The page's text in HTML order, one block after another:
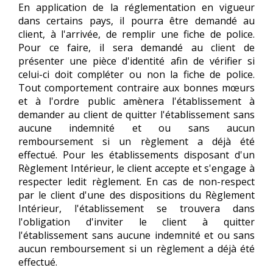
En application de la réglementation en vigueur
dans certains pays, il pourra être demandé au
client, à l'arrivée, de remplir une fiche de police.
Pour ce faire, il sera demandé au client de
présenter une pièce d'identité afin de vérifier si
celui-ci doit compléter ou non la fiche de police.
Tout comportement contraire aux bonnes mœurs
et à l'ordre public amènera l'établissement à
demander au client de quitter l'établissement sans
aucune indemnité et ou sans aucun
remboursement si un règlement a déjà été
effectué. Pour les établissements disposant d'un
Règlement Intérieur, le client accepte et s'engage à
respecter ledit règlement. En cas de non-respect
par le client d'une des dispositions du Règlement
Intérieur, l'établissement se trouvera dans
l'obligation d'inviter le client à quitter
l'établissement sans aucune indemnité et ou sans
aucun remboursement si un règlement a déjà été
effectué.